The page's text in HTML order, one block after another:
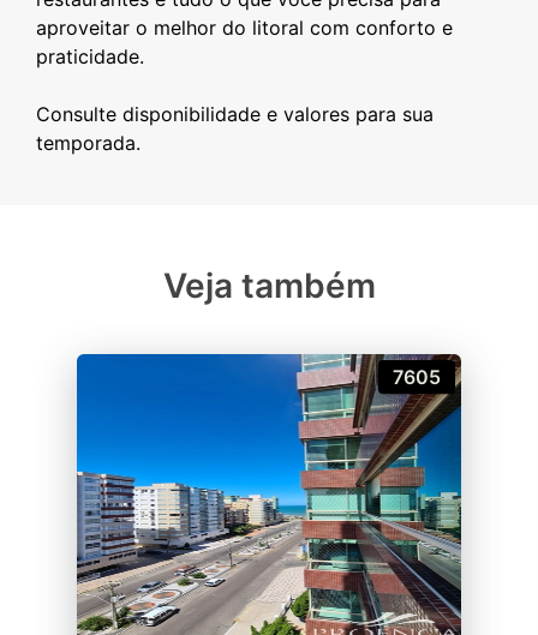
aproveitar o melhor do litoral com conforto e
praticidade.
Consulte disponibilidade e valores para sua
Veja também
7605